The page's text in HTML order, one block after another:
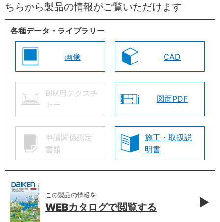
ちらから製品の情報がご覧いただけます
各種データ・ライブラリー
画像 CAD
BIM用テクスチ
ャー
図面PDF
申請関係認定
書類
施工・取扱説
明書
この製品の情報を
WEBカタログで閲覧する